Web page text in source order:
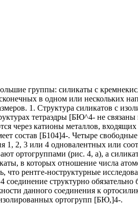
группы: силикаты с
в одном или нескольких
1. Структура силикатов с
тетраэдры [БЮ^4- не связаны
через катионы металлов, входящих
состав [Б104]4-. Четыре свободные
2, 3 или 4 одновалентных или
ортогруппами (рис. 4, а), а
в которых отношение числа
рентге-ноструктурные
структурно обязательно
данного соединения к
ортогрупп [БЮ,]4-.